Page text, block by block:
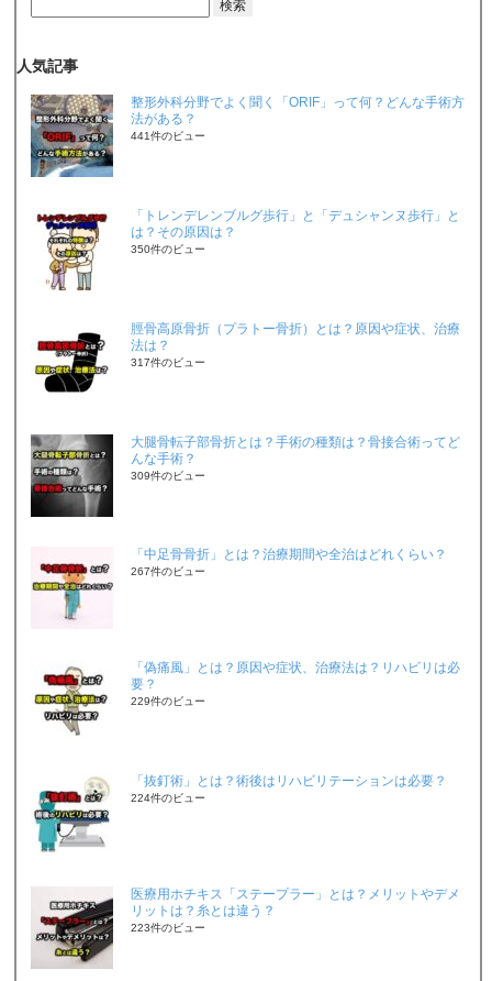
人気記事
整形外科分野でよく聞く「ORIF」って何？どんな手術方
法がある？
441件のビュー
「トレンデレンブルグ歩行」と「デュシャンヌ歩行」と
は？その原因は？
350件のビュー
脛骨高原骨折（プラトー骨折）とは？原因や症状、治療
法は？
317件のビュー
大腿骨転子部骨折とは？手術の種類は？骨接合術ってど
んな手術？
309件のビュー
「中足骨骨折」とは？治療期間や全治はどれくらい？
267件のビュー
「偽痛風」とは？原因や症状、治療法は？リハビリは必
要？
229件のビュー
「抜釘術」とは？術後はリハビリテーションは必要？
224件のビュー
医療用ホチキス「ステープラー」とは？メリットやデメ
リットは？糸とは違う？
223件のビュー